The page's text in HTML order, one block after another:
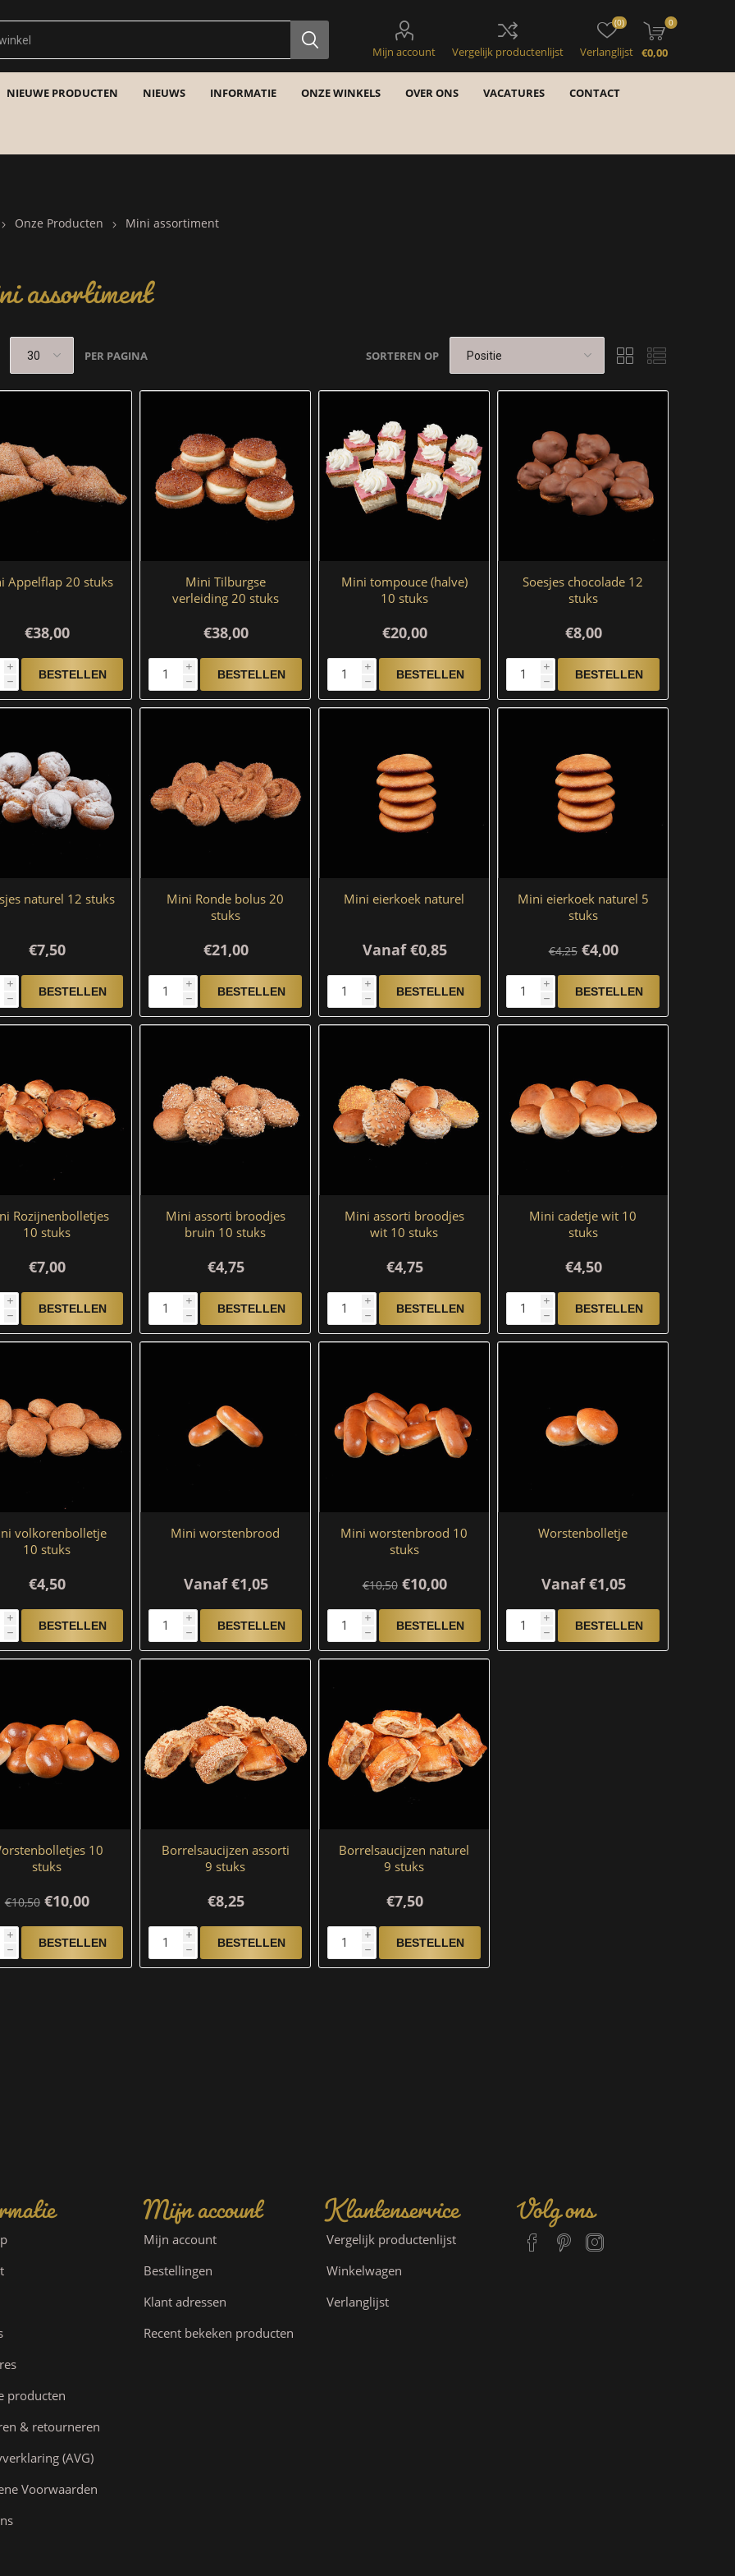
Mijn account Vergelijk productenlijst Verlanglijst
(0) 0
€0,00
NIEUWE PRODUCTEN NIEUWS INFORMATIE ONZE WINKELS OVER ONS VACATURES CONTACT
Onze Producten Mini assortiment
SORTEREN OP
PER PAGINA
Appelflap 20 stuks
€38,00
i
h
Mini Tilburgse
verleiding 20 stuks
€38,00
i
h
Mini tompouce (halve)
10 stuks
€20,00
i
h
Soesjes chocolade 12
stuks
€8,00
i
h
naturel 12 stuks
€7,50
i
h
Mini Ronde bolus 20
stuks
€21,00
i
h
Mini eierkoek naturel
Vanaf €0,85
i
h
Mini eierkoek naturel 5
stuks
€4,25 €4,00
i
h
Rozijnenbolletjes
10 stuks
€7,00
i
h
Mini assorti broodjes
bruin 10 stuks
€4,75
i
h
Mini assorti broodjes
wit 10 stuks
€4,75
i
h
Mini cadetje wit 10
stuks
€4,50
i
h
volkorenbolletje
10 stuks
€4,50
i
h
Mini worstenbrood
Vanaf €1,05
i
h
Mini worstenbrood 10
stuks
€10,50 €10,00
i
h
Worstenbolletje
Vanaf €1,05
i
h
10
stuks
€10,50 €10,00
i
h
Borrelsaucijzen assorti
9 stuks
€8,25
i
h
Borrelsaucijzen naturel
9 stuks
€7,50
i
h
producten
& retourneren
(AVG)
Voorwaarden
Mijn account
Mijn account
Bestellingen
Klant adressen
Recent bekeken producten
Klantenservice
Vergelijk productenlijst
Winkelwagen
Verlanglijst
Volg ons